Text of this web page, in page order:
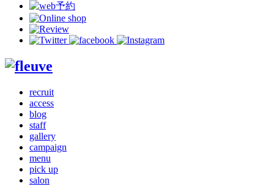
recruit
access
blog
staff
gallery
campaign
menu
pick up
salon